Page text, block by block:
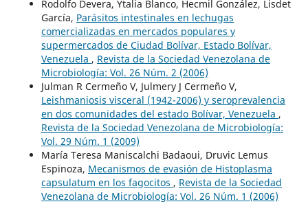
Rodolfo Devera, Ytalia Blanco, Hecmil González, Lisdet
García, Parásitos intestinales en lechugas
comercializadas en mercados populares y
supermercados de Ciudad Bolívar, Estado Bolívar,
Venezuela , Revista de la Sociedad Venezolana de
Microbiología: Vol. 26 Núm. 2 (2006)
Julman R Cermeño V, Julmery J Cermeño V,
Leishmaniosis visceral (1942-2006) y seroprevalencia
en dos comunidades del estado Bolívar, Venezuela ,
Revista de la Sociedad Venezolana de Microbiología:
Vol. 29 Núm. 1 (2009)
María Teresa Maniscalchi Badaoui, Druvic Lemus
Espinoza, Mecanismos de evasión de Histoplasma
capsulatum en los fagocitos , Revista de la Sociedad
Venezolana de Microbiología: Vol. 26 Núm. 1 (2006)